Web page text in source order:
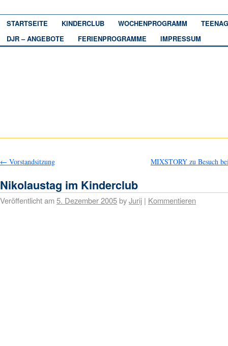
STARTSEITE KINDERCLUB WOCHENPROGRAMM
DJR – ANGEBOTE
FERIENPROGRAMME IMPRESSUM
← Vorstandsitzung MIXSTORY zu Besuch
Nikolaustag im Kinderclub
Veröffentlicht am5. Dezember 2005byJurij | Kommentieren